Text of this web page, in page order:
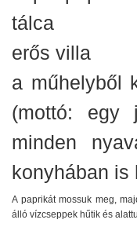
tálca
erős villa
a műhelyből
(mottó: egy
minden
konyhában is
A paprikát mossuk meg,
álló vízcseppek hűtik és